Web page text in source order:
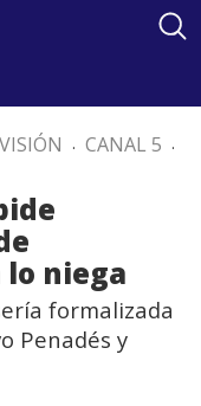
. CANAL 5 .
niega
formalizada
Penadés y